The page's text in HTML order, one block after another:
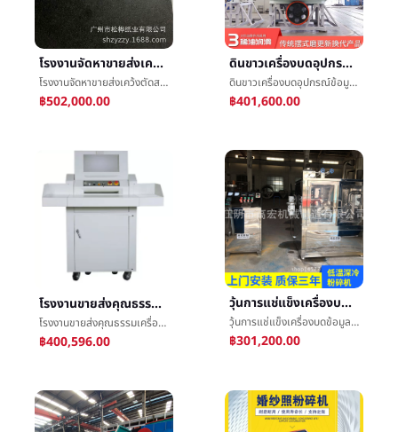
โรงงานจัดหาขายส่งเคว้งตัดสามารถอนุมัติตลอดแกนสีดำการจราจรติดขัดกระดาษห่อหุ้มกระดาษï¼120-300gï¼
โรงงานจัดหาขายส่งเคว้งตัดสามารถอนุมัติตลอดแกนสีดำการจราจรติดขัดกระดาษห่อหุ้มกระดาษï¼120-300gï¼
฿502,000.00
ดินขาวเครื่องบดอุปกรณ์ข้อมูลจังหวัดเสฉวนผงวิธีแห้งการสีสายการผลิตผงเรย์มอนด์มิลล์โดยตรง
ดินขาวเครื่องบดอุปกรณ์ข้อมูลจังหวัดเสฉวนผงวิธีแห้งการสีสายการผลิตผงเรย์มอนด์มิลล์โดยตรง
฿401,600.00
โรงงานขายส่งคุณธรรมเครื่องDJ-67130ขนาดใหญ่ç¢çº¸เครื่องï¼หนักทำลายเครื่องï¼สู้แต่งตัวç²ç¢เครื่องร้านค้า
โรงงานขายส่งคุณธรรมเครื่องDJ-67130ขนาดใหญ่ç¢çº¸เครื่องï¼หนักทำลายเครื่องï¼สู้แต่งตัวç²ç¢เครื่องร้านค้า
฿400,596.00
วุ้นการแช่แข็งเครื่องบดข้อมูลเมล็ดถั่ววอลนัทไนโตรเจนเหลวเครื่องบดยางอุณหภูมิในร่างกายเครื่องบด
วุ้นการแช่แข็งเครื่องบดข้อมูลเมล็ดถั่ววอลนัทไนโตรเจนเหลวเครื่องบดยางอุณหภูมิในร่างกายเครื่องบด
฿301,200.00